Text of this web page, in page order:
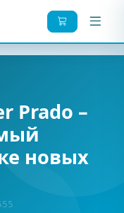
Prado –
новых